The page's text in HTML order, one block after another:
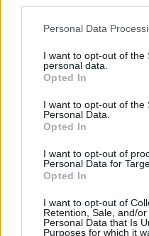
Please note that this
not limited to your visit or
grant or deny consent to
use your data for below
consent section.
Personal Data
I want to opt-out of the
personal data.
Opted In
I want to opt-out of the
Personal Data.
Opted In
I want to opt-out of
Personal Data for
Opted In
I want to opt-out of
Retention, Sale, and/
Personal Data that Is
Purposes for which it